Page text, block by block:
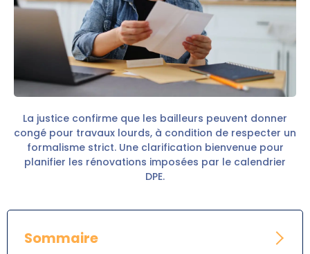
La justice confirme que les bailleurs peuvent donner
congé pour travaux lourds, à condition de respecter un
formalisme strict. Une clarification bienvenue pour
planifier les rénovations imposées par le calendrier
DPE.
Sommaire